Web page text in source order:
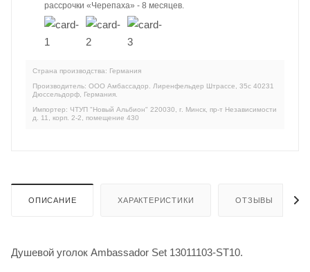
рассрочки «Черепаха» - 8 месяцев.
Страна производства: Германия
Производитель: ООО Амбассадор. Лиренфельдер Штрассе, 35c 40231
Дюссельдорф, Германия.
Импортер: ЧТУП "Новый Альбион" 220030, г. Минск, пр-т Независимости
д. 11, корп. 2-2, помещение 430
ОПИСАНИЕ ХАРАКТЕРИСТИКИ ОТЗЫВЫ
Душевой уголок Ambassador Set 13011103-ST10.